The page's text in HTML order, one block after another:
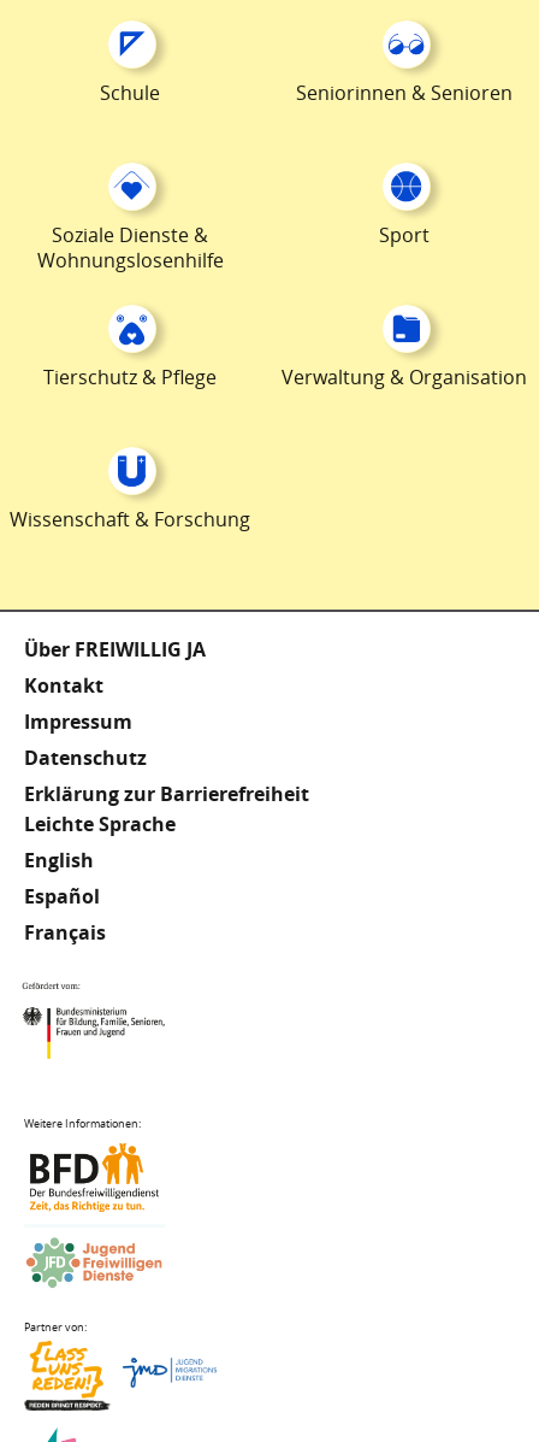
Schule Seniorinnen & Senioren
Soziale Dienste &
Wohnungslosenhilfe
Sport
Tierschutz & Pflege Verwaltung & Organisation
Wissenschaft & Forschung
Fußzeile
Über FREIWILLIG JA
Kontakt
Impressum
Datenschutz
Erklärung zur Barrierefreiheit
Meta
Footer
Leichte Sprache
English
Español
Français